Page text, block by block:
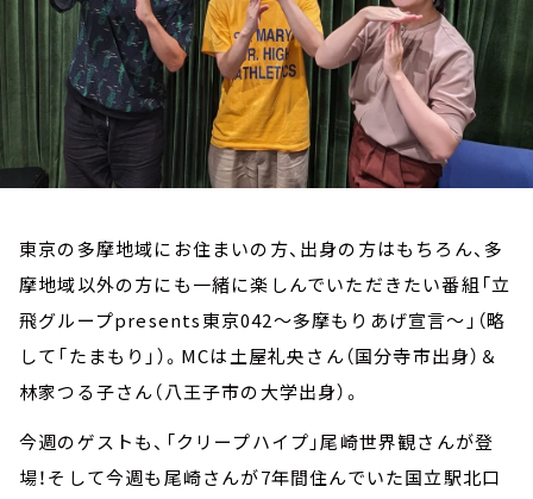
東京の多摩地域にお住まいの方、出身の方はもちろん、多
摩地域以外の方にも一緒に楽しんでいただきたい番組「立
飛グループpresents東京042～多摩もりあげ宣言～」（略
して「たまもり」）。MCは土屋礼央さん（国分寺市出身）＆
林家つる子さん（八王子市の大学出身）。
今週のゲストも、「クリープハイプ」尾崎世界観さんが登
場！そして今週も尾崎さんが7年間住んでいた国立駅北口